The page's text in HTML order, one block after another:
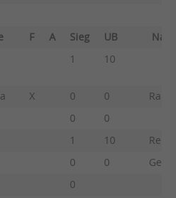
F A Sieg UB
1 10
X 0 0
0
0
1 10
0 0
0